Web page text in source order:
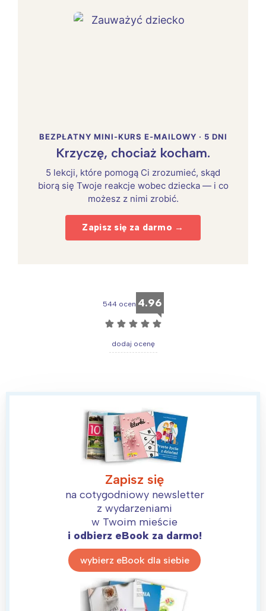
BEZPŁATNY MINI-KURS E-MAILOWY · 5 DNI
Krzyczę, chociaż kocham.
5 lekcji, które pomogą Ci zrozumieć, skąd
biorą się Twoje reakcje wobec dziecka — i co
możesz z nimi zrobić.
Zapisz się za darmo →
544 ocen 4.96
☆ ☆ ☆ ☆ ☆
dodaj ocenę
Zapisz się
na cotygodniowy newsletter
z wydarzeniami
w Twoim mieście
i odbierz eBook za darmo!
wybierz eBook dla siebie